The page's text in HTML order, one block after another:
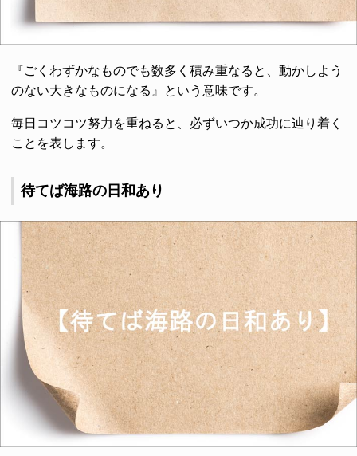
『ごくわずかなものでも数多く積み重なると、動かしよう
のない大きなものになる』という意味です。
毎日コツコツ努力を重ねると、必ずいつか成功に辿り着く
ことを表します。
待てば海路の日和あり